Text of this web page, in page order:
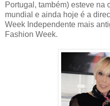
Portugal, também) esteve na
mundial e ainda hoje é a
Week Independente mais
Fashion Week.